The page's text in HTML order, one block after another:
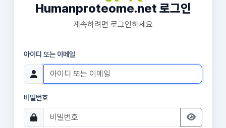
Humanproteome.net 로그인
계속하려면 로그인하세요
아이디 또는 이메일
비밀번호